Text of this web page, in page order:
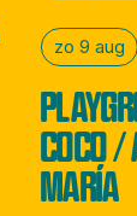
zo 9 aug
COCO /
MARÍA